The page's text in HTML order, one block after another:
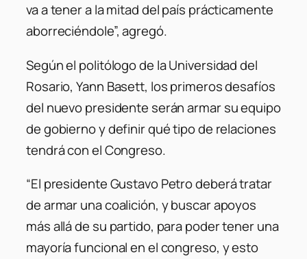
va a tener a la mitad del país prácticamente
aborreciéndole”, agregó.
Según el politólogo de la Universidad del
Rosario, Yann Basett, los primeros desafíos
del nuevo presidente serán armar su equipo
de gobierno y definir qué tipo de relaciones
tendrá con el Congreso.
“El presidente Gustavo Petro deberá tratar
de armar una coalición, y buscar apoyos
más allá de su partido, para poder tener una
mayoría funcional en el congreso, y esto